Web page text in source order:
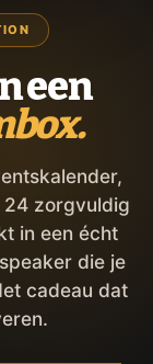
een
24 zorgvuldig
in een écht
die je
cadeau dat